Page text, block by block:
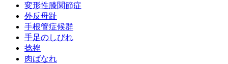
変形性膝関節症
外反母趾
手根管症候群
手足のしびれ
捻挫
肉ばなれ